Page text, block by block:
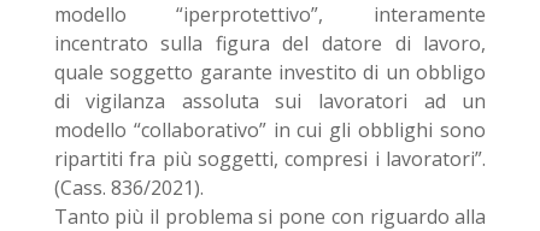
modello “iperprotettivo”, interamente
incentrato sulla figura del datore di lavoro,
quale soggetto garante investito di un obbligo
di vigilanza assoluta sui lavoratori ad un
modello “collaborativo” in cui gli obblighi sono
ripartiti fra più soggetti, compresi i lavoratori”.
(Cass. 836/2021).
Tanto più il problema si pone con riguardo alla